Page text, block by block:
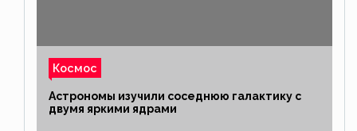
Космос
Астрономы изучили соседнюю галактику с
двумя яркими ядрами